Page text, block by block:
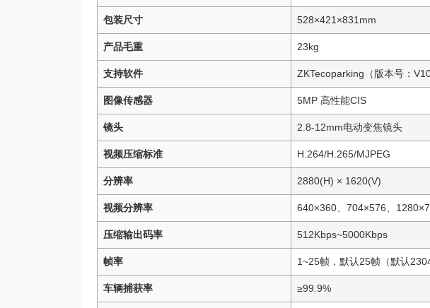
包装尺寸 528×421×831mm
产品毛重 23kg
支持软件 ZKTecoparking（版本号：
图像传感器 5MP 高性能CIS
镜头 2.8-12mm电动变焦镜头
视频压缩标准 H.264/H.265/MJPEG
分辨率 2880(H) × 1620(V)
视频分辨率 640×360、704×576、
压缩输出码率 512Kbps~5000Kbps
帧率 1~25帧，默认25帧（默认
车辆捕获率 ≥99.9%